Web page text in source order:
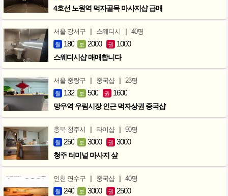
4호선 노원역 먹자골목 마사지샵 급매
서울 강서구 | 스웨디시 | 40평
월 180 보 2000 권 1000
스웨디시샵 매매합니다
서울 중랑구 | 중국샵 | 23평
월 132 보 500 권 1600
망우역 우림시장 인근 먹자상권 중국샵
충북 청주시 | 타이샵 | 90평
월 250 보 3000 권 3000
청주 터미널 마사지 샾
인천 연수구 | 중국샵 | 40평
월 240 보 3000 권 2500